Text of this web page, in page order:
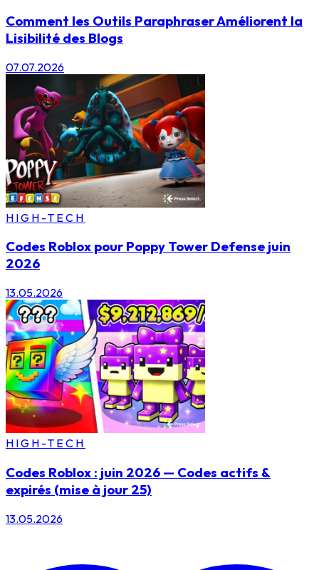
Comment les Outils Paraphraser Améliorent la
Lisibilité des Blogs
07.07.2026
HIGH-TECH
Codes Roblox pour Poppy Tower Defense juin
2026
13.05.2026
HIGH-TECH
Codes Roblox : juin 2026 — Codes actifs &
expirés (mise à jour 25)
13.05.2026